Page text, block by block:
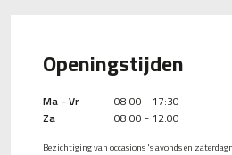
Openingstijden
Ma - Vr
08:00 - 17:30
Za
08:00 - 12:00
Bezichtiging van occasions 's avonds en